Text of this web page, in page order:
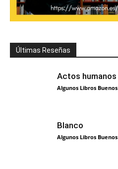
Últimas Reseñas
Actos humanos
Algunos Libros Buenos
Blanco
Algunos Libros Buenos